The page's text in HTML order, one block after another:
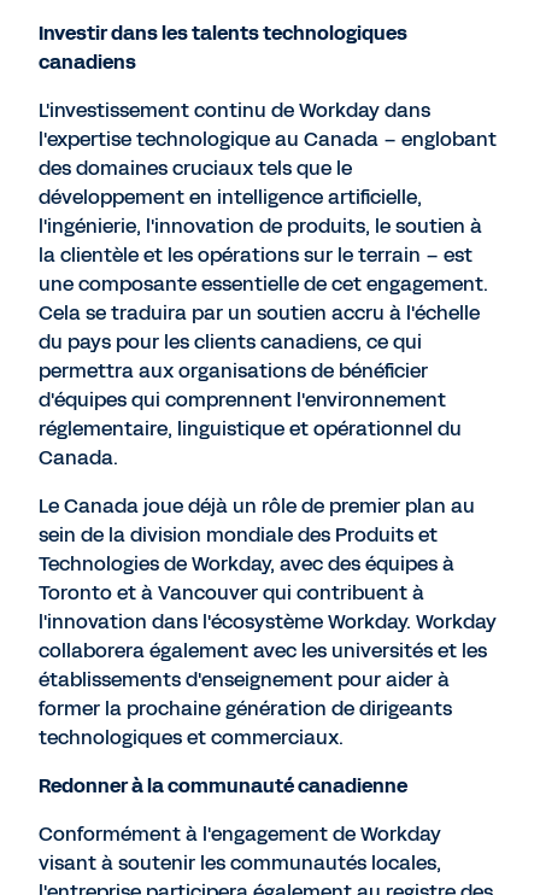
Investir dans les talents technologiques
canadiens
L'investissement continu de Workday dans
l'expertise technologique au Canada – englobant
des domaines cruciaux tels que le
développement en intelligence artificielle,
l'ingénierie, l'innovation de produits, le soutien à
la clientèle et les opérations sur le terrain – est
une composante essentielle de cet engagement.
Cela se traduira par un soutien accru à l'échelle
du pays pour les clients canadiens, ce qui
permettra aux organisations de bénéficier
d'équipes qui comprennent l'environnement
réglementaire, linguistique et opérationnel du
Canada.
Le Canada joue déjà un rôle de premier plan au
sein de la division mondiale des Produits et
Technologies de Workday, avec des équipes à
Toronto et à Vancouver qui contribuent à
l'innovation dans l'écosystème Workday. Workday
collaborera également avec les universités et les
établissements d'enseignement pour aider à
former la prochaine génération de dirigeants
technologiques et commerciaux.
Redonner à la communauté canadienne
Conformément à l'engagement de Workday
visant à soutenir les communautés locales,